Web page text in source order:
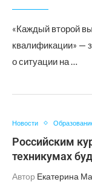
«Каждый второй
квалификации» —
о ситуации на …
Новости
Российским
техникумах
Автор Екатерина